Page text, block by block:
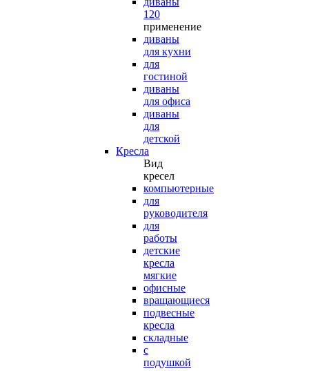
120
применение
диваны
для кухни
для
гостиной
диваны
для офиса
диваны
для
детской
Кресла
Вид
кресел
компьютерные
для
руководителя
для
работы
детские
кресла
мягкие
офисные
вращающиеся
подвесные
кресла
складные
с
подушкой